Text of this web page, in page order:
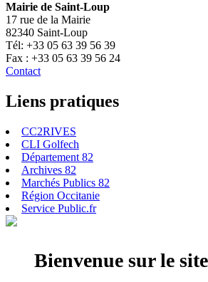
Mairie de Saint-Loup
17 rue de la Mairie
82340 Saint-Loup
Tél: +33 05 63 39 56 39
Fax : +33 05 63 39 56 24
Contact
Liens pratiques
CC2RIVES
CLI Golfech
Département 82
Archives 82
Marchés Publics 82
Région Occitanie
Service Public.fr
Bienvenue sur le